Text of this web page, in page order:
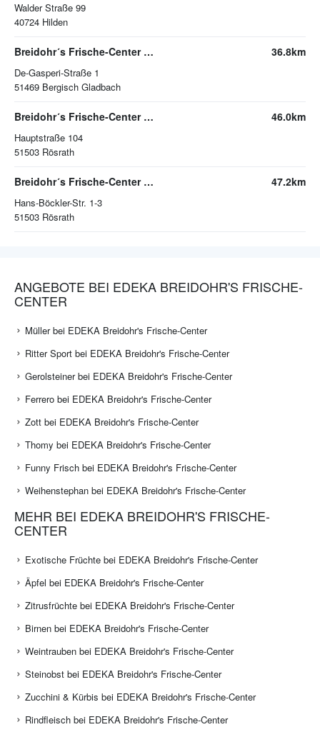
Walder Straße 99
40724 Hilden
Breidohr´s Frische-Center Bergisch Gladbach
De-Gasperi-Straße 1
51469 Bergisch Gladbach
36.8km
Breidohr´s Frische-Center Rösrath
Hauptstraße 104
51503 Rösrath
46.0km
Breidohr´s Frische-Center Roesrath
Hans-Böckler-Str. 1-3
51503 Rösrath
47.2km
ANGEBOTE BEI EDEKA BREIDOHR'S FRISCHE-
CENTER
Müller bei EDEKA Breidohr's Frische-Center
Ritter Sport bei EDEKA Breidohr's Frische-Center
Gerolsteiner bei EDEKA Breidohr's Frische-Center
Ferrero bei EDEKA Breidohr's Frische-Center
Zott bei EDEKA Breidohr's Frische-Center
Thomy bei EDEKA Breidohr's Frische-Center
Funny Frisch bei EDEKA Breidohr's Frische-Center
Weihenstephan bei EDEKA Breidohr's Frische-Center
MEHR BEI EDEKA BREIDOHR'S FRISCHE-
CENTER
Exotische Früchte bei EDEKA Breidohr's Frische-Center
Äpfel bei EDEKA Breidohr's Frische-Center
Zitrusfrüchte bei EDEKA Breidohr's Frische-Center
Birnen bei EDEKA Breidohr's Frische-Center
Weintrauben bei EDEKA Breidohr's Frische-Center
Steinobst bei EDEKA Breidohr's Frische-Center
Zucchini & Kürbis bei EDEKA Breidohr's Frische-Center
Rindfleisch bei EDEKA Breidohr's Frische-Center